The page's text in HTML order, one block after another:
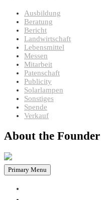
Ausbildung
Beratung
Bericht
Landwirtschaft
Lebensmittel
Messen
Mitarbeit
Patenschaft
Publicity
Solarlampen
Sonstiges
Spende
Verkauf
About the Founder
Primary Menu